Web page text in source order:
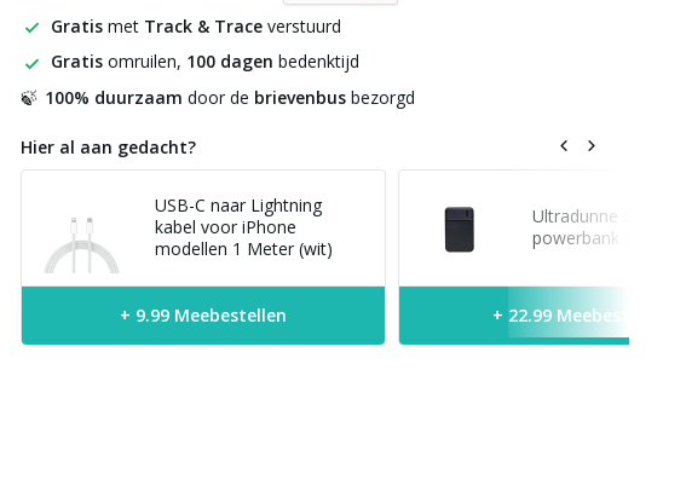
Gratismet Track & Traceverstuurd
Gratisomruilen, 100 dagen bedenktijd
🍃 100% duurzaam door de brievenbusbezorgd
Hier al aan gedacht?
USB-C naar Lightning
kabel voor iPhone
modellen 1 Meter (wit)
+ 9.99 Meebestellen
Ultradunne 5.000
powerbank (zwart)
+ 22.99 Meebestellen